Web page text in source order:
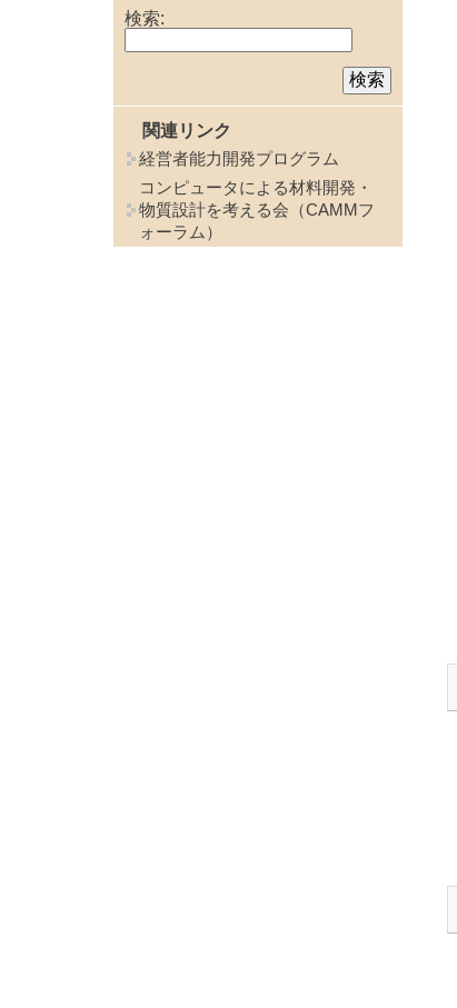
検索:
関連リンク
経営者能力開発プログラム
コンピュータによる材料開発・
物質設計を考える会（CAMMフ
ォーラム）